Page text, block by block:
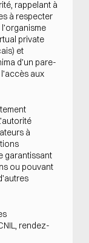
rappelant à
à respecter
private
et
d’un pare-
aux
à
garantissant
ou pouvant
rendez-